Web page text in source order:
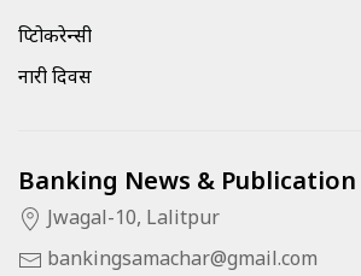
क्रिप्टोकरेन्सी
नारी दिवस
Banking News & Publication
Jwagal-10, Lalitpur
bankingsamachar@gmail.com